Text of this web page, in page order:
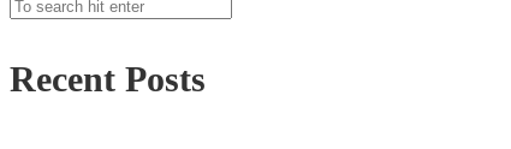
Recent Posts